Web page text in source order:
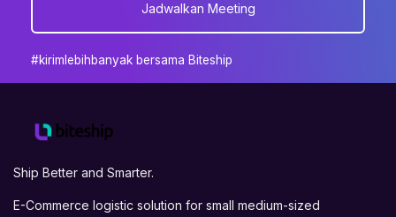
Jadwalkan Meeting
#kirimlebihbanyak bersama Biteship
Ship Better and Smarter.
E-Commerce logistic solution for small medium-sized